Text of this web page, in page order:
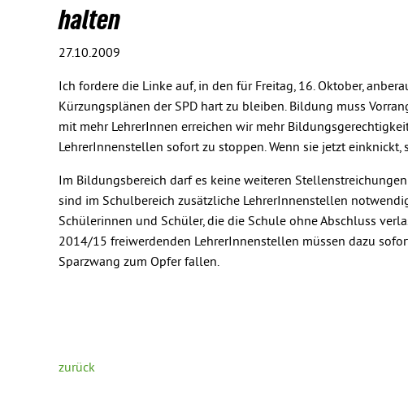
halten
27.10.2009
Ich fordere die Linke auf, in den für Freitag, 16. Oktober,
Kürzungsplänen der SPD hart zu bleiben. Bildung muss
mit mehr LehrerInnen erreichen wir mehr
LehrerInnenstellen sofort zu stoppen. Wenn sie jetzt
Im Bildungsbereich darf es keine weiteren
sind im Schulbereich zusätzliche LehrerInnenstellen
Schülerinnen und Schüler, die die Schule ohne Abschluss
2014/15 freiwerdenden LehrerInnenstellen müssen dazu
Sparzwang zum Opfer fallen.
zurück